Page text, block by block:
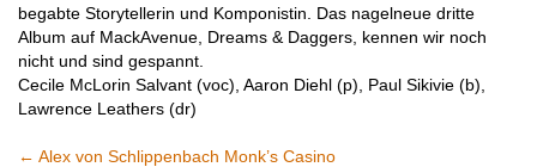
begabte Storytellerin und Komponistin. Das nagelneue dritte
Album auf MackAvenue, Dreams & Daggers, kennen wir noch
nicht und sind gespannt.
Cecile McLorin Salvant (voc), Aaron Diehl (p), Paul Sikivie (b),
Lawrence Leathers (dr)
← Alex von Schlippenbach Monk’s Casino